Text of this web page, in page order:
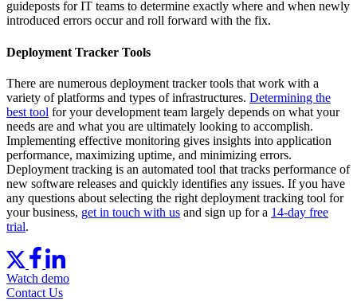
guideposts for IT teams to determine exactly where and when newly
introduced errors occur and roll forward with the fix.
Deployment Tracker Tools
There are numerous deployment tracker tools that work with a
variety of platforms and types of infrastructures. Determining the
best tool for your development team largely depends on what your
needs are and what you are ultimately looking to accomplish.
Implementing effective monitoring gives insights into application
performance, maximizing uptime, and minimizing errors.
Deployment tracking is an automated tool that tracks performance of
new software releases and quickly identifies any issues. If you have
any questions about selecting the right deployment tracking tool for
your business, get in touch with us and sign up for a 14-day free
trial.
Watch demo
Contact Us